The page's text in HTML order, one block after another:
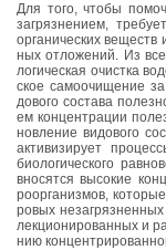
Для того, чтобы
за­гряз­не­ни­ем,
ор­га­ни­че­ских
ных от­ло­же­ний. Из
ло­ги­че­ская очист­ка
ское са­мо­очи­ще­ние
до­во­го со­ста­ва
ем кон­цен­тра­ции
нов­ле­ние ви­до­во­го
ак­ти­ви­зи­ру­ет
био­ло­ги­че­ско­го
вно­сят­ся вы­со­кие
ро­ор­га­низ­мов,
ро­вых
лек­ци­о­ни­ро­ван­ных и
нию